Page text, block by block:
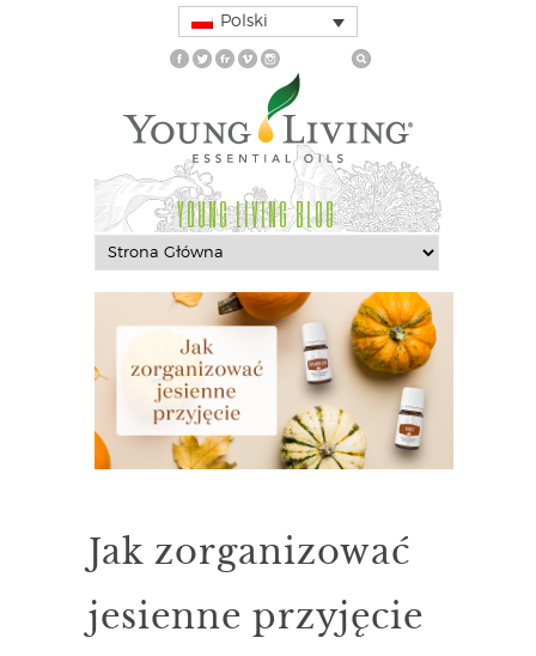
Polski
YOUNG LIVING BLOG
Jak zorganizować
jesienne przyjęcie